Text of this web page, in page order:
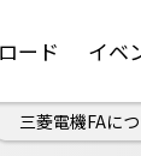
ード イベ
三菱電機FAに